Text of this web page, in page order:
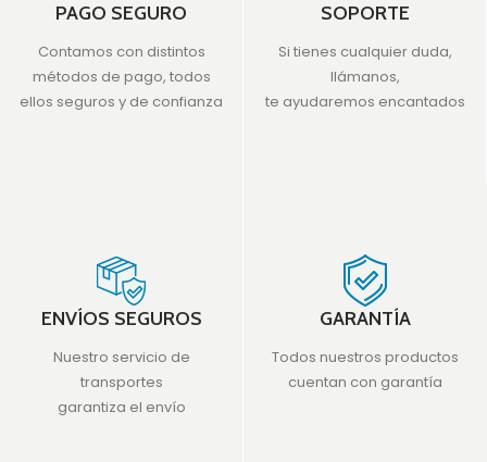
PAGO SEGURO
Contamos con distintos
métodos de pago, todos
ellos seguros y de confianza
SOPORTE
Si tienes cualquier duda,
llámanos,
te ayudaremos encantados
ENVÍOS SEGUROS
Nuestro servicio de
transportes
garantiza el envío
GARANTÍA
Todos nuestros productos
cuentan con garantía